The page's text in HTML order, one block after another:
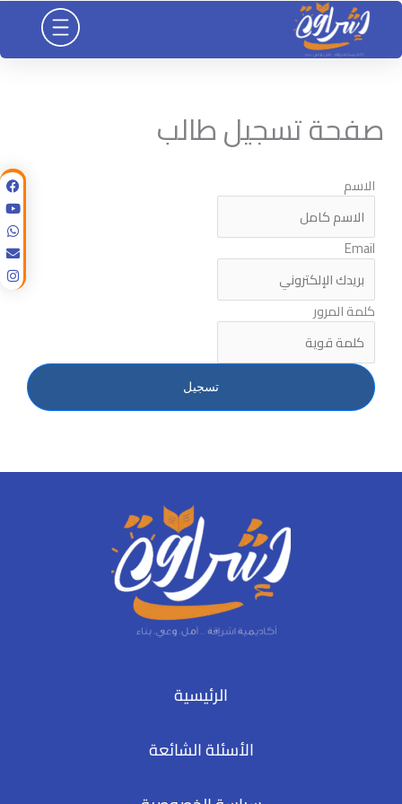
تخطي
المحتوى
صفحة تسجيل طالب
الاسم
Email
كلمة المرور
تسجيل
الرئيسية
الأسئلة الشائعة